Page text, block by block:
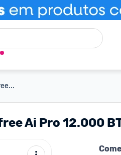
Ai Pro 12.000